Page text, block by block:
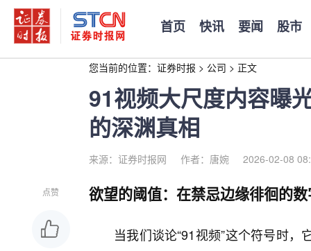
首页 快讯 要闻 股市
您当前的位置： 证券时报 > 公司 > 正文
91视频大尺度内容曝
的深渊真相
来源：证券时报网 作者：唐婉 2026-02-08
点赞 欲望的阈值：在禁忌边缘徘徊的
当我们谈论“91视频”这个符号时